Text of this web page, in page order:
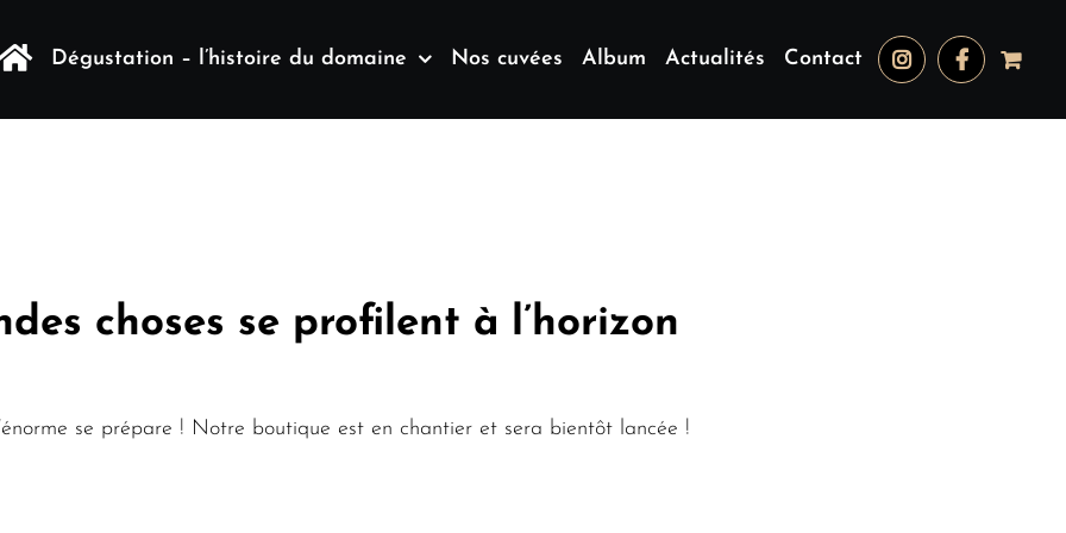
Dégustation – l’histoire du domaine Nos cuvées Album Actualités Contact
choses se profilent à l’horizon
se prépare ! Notre boutique est en chantier et sera bientôt lancée !